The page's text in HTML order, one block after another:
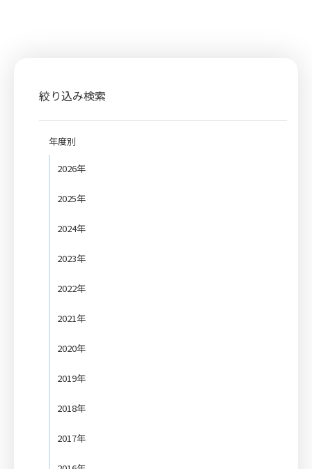
絞り込み検索
年度別
2026年
2025年
2024年
2023年
2022年
2021年
2020年
2019年
2018年
2017年